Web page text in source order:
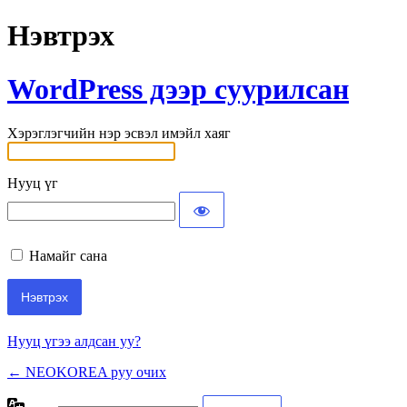
Нэвтрэх
WordPress дээр суурилсан
Хэрэглэгчийн нэр эсвэл имэйл хаяг
Нууц үг
Намайг сана
Нууц үгээ алдсан уу?
← NEOKOREA руу очих